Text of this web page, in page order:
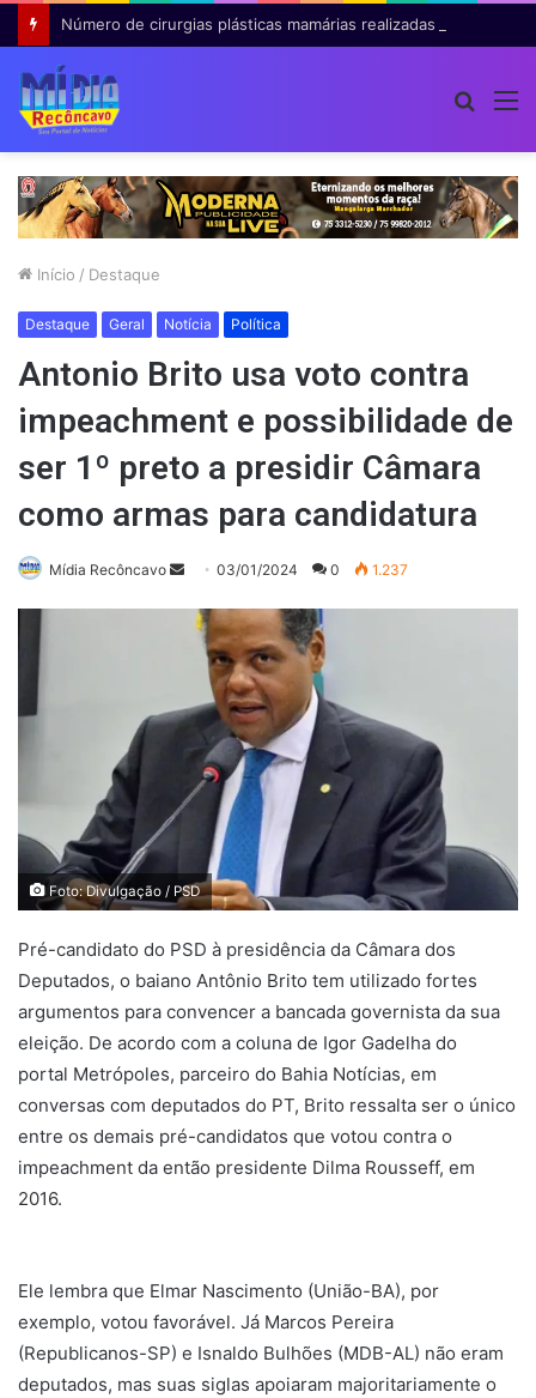
Início / Destaque
Destaque Geral Notícia Política
Antonio Brito usa voto contra
impeachment e possibilidade de
ser 1º preto a presidir Câmara
como armas para candidatura
Mídia Recôncavo
Mande
e-
mail
03/01/2024 0 1.237
Foto: Divulgação / PSD
Pré-candidato do PSD à presidência da Câmara dos
Deputados, o baiano Antônio Brito tem utilizado fortes
argumentos para convencer a bancada governista da sua
eleição. De acordo com a coluna de Igor Gadelha do
portal Metrópoles, parceiro do Bahia Notícias, em
conversas com deputados do PT, Brito ressalta ser o único
entre os demais pré-candidatos que votou contra o
impeachment da então presidente Dilma Rousseff, em
2016.
Ele lembra que Elmar Nascimento (União-BA), por
exemplo, votou favorável. Já Marcos Pereira
(Republicanos-SP) e Isnaldo Bulhões (MDB-AL) não eram
deputados, mas suas siglas apoiaram majoritariamente o